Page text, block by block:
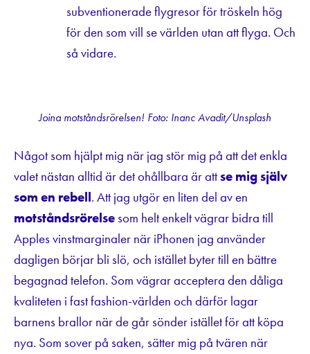
subventionerade flygresor för tröskeln hög
för den som vill se världen utan att flyga. Och
så vidare.
Joina motståndsrörelsen! Foto: Inanc Avadit/Unsplash
Något som hjälpt mig när jag stör mig på att det enkla
valet nästan alltid är det ohållbara är attse mig själv
som en rebell. Att jag utgör en liten del av en
motståndsrörelsesom helt enkelt vägrar bidra till
Apples vinstmarginaler när iPhonen jag använder
dagligen börjar bli slö, och istället byter till en bättre
begagnad telefon. Som vägrar acceptera den dåliga
kvaliteten i fast fashion-världen och därför lagar
barnens brallor när de går sönder istället för att köpa
nya. Som sover på saken, sätter mig på tvären när